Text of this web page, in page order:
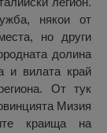
някои от
но други
долина
и вилата край
От тук
Мизия
краища на